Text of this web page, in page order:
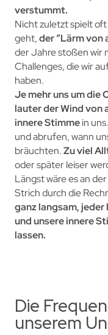
verstummt.
Nicht zuletzt spielt oft
geht,der“Lärm von
der Jahre stoßen wir
Challenges, die wir
haben.
Je mehr uns um die
lauter der Wind von
innere Stimmein uns.
und abrufen, wann
bräuchten.Zu viel
oder später leiser
Längst wäre es an
Strich durch die
ganz langsam,
und unsere innere
lassen.
Die
unserem